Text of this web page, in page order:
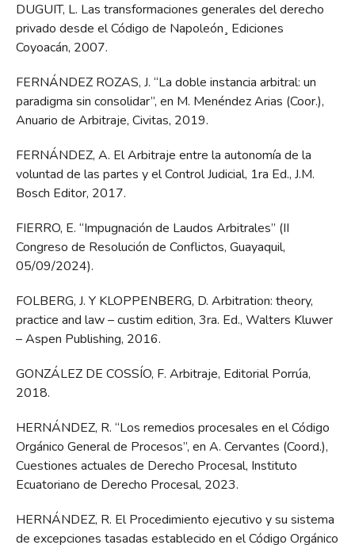
DUGUIT, L. Las transformaciones generales del derecho
privado desde el Código de Napoleón¸ Ediciones
Coyoacán, 2007.
FERNÁNDEZ ROZAS, J. “La doble instancia arbitral: un
paradigma sin consolidar”, en M. Menéndez Arias (Coor.),
Anuario de Arbitraje, Civitas, 2019.
FERNÁNDEZ, A. El Arbitraje entre la autonomía de la
voluntad de las partes y el Control Judicial, 1ra Ed., J.M.
Bosch Editor, 2017.
FIERRO, E. “Impugnación de Laudos Arbitrales” (II
Congreso de Resolución de Conflictos, Guayaquil,
05/09/2024).
FOLBERG, J. Y KLOPPENBERG, D. Arbitration: theory,
practice and law – custim edition, 3ra. Ed., Walters Kluwer
– Aspen Publishing, 2016.
GONZÁLEZ DE COSSÍO, F. Arbitraje, Editorial Porrúa,
2018.
HERNÁNDEZ, R. “Los remedios procesales en el Código
Orgánico General de Procesos”, en A. Cervantes (Coord.),
Cuestiones actuales de Derecho Procesal, Instituto
Ecuatoriano de Derecho Procesal, 2023.
HERNÁNDEZ, R. El Procedimiento ejecutivo y su sistema
de excepciones tasadas establecido en el Código Orgánico